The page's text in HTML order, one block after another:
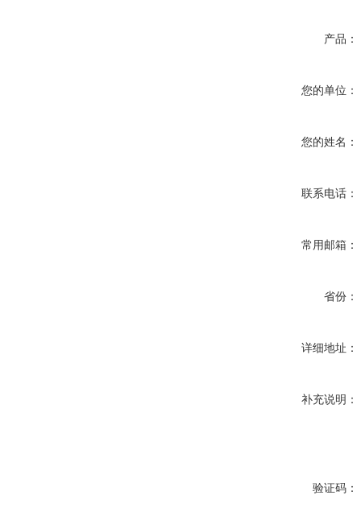
产品：
您的单位：
您的姓名：
联系电话：
常用邮箱：
省份：
详细地址：
补充说明：
验证码：